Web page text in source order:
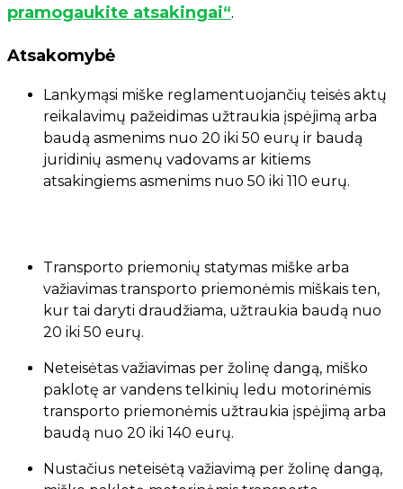
pramogaukite atsakingai“.
Atsakomybė
Lankymąsi miške reglamentuojančių teisės aktų
reikalavimų pažeidimas užtraukia įspėjimą arba
baudą asmenims nuo 20 iki 50 eurų ir baudą
juridinių asmenų vadovams ar kitiems
atsakingiems asmenims nuo 50 iki 110 eurų.
Transporto priemonių statymas miške arba
važiavimas transporto priemonėmis miškais ten,
kur tai daryti draudžiama, užtraukia baudą nuo
20 iki 50 eurų.
Neteisėtas važiavimas per žolinę dangą, miško
paklotę ar vandens telkinių ledu motorinėmis
transporto priemonėmis užtraukia įspėjimą arba
baudą nuo 20 iki 140 eurų.
Nustačius neteisėtą važiavimą per žolinę dangą,